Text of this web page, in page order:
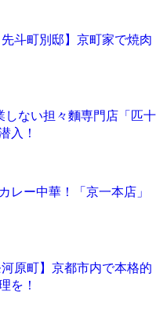
先斗町別邸】京町家で焼肉
しない担々麵専門店「匹十
入！
レー中華！「京一本店」
河原町】京都市内で本格的
を！